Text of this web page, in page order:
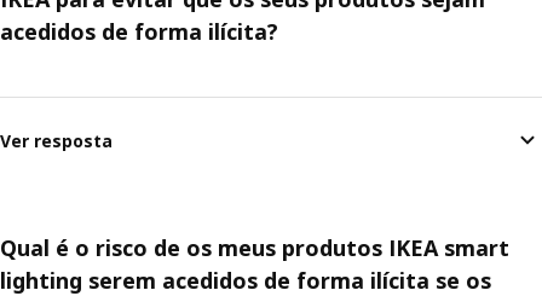
acedidos de forma ilícita?
Ver resposta
Qual é o risco de os meus produtos IKEA smart
lighting serem acedidos de forma ilícita se os